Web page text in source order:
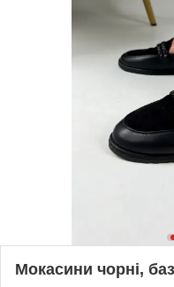
Мокасини чорні,